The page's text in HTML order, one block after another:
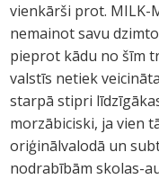
vienkārši prot. MILK-
nemainot savu
pieprot kādu no šīm
valstīs netiek
starpā stipri
morzābiciski, ja vien
oriģinālvalodā un
nodrabībām skolas-